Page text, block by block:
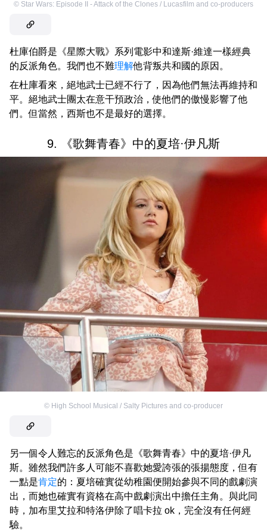
© Star Wars: Episode II - Attack of the Clones / Lucasfilm and co-producers
杜庫伯爵是《星際大戰》系列電影中和達斯·維達一樣經典
的反派角色。我們也不難理解他背叛共和國的原因。
在杜庫看來，絕地武士已經不行了，因為他們無法再維持和
平。絕地武士團太在意干預政治，使他們的傲慢影響了他
們。但當然，西斯也不是最好的選擇。
9. 《歌舞青春》中的夏培·伊凡斯
© High School Musical / Salty Pictures and co-producer
另一個令人難忘的反派角色是《歌舞青春》中的夏培·伊凡
斯。雖然我們許多人可能不喜歡她愛誇張的張揚態度，但有
一點是肯定的：夏培確實從幼稚園便開始參與不同的戲劇演
出，而她也確實有資格在高中戲劇演出中擔任主角。與此同
時，加布里艾拉和特洛伊除了唱卡拉 ok，完全沒有任何經
驗。